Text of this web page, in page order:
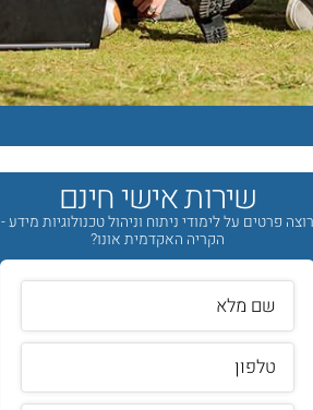
שירות אישי חינם
פרטים על לימודי ניתוח וניהול טכנולוגיות מידע -
הקריה האקדמית אונו?